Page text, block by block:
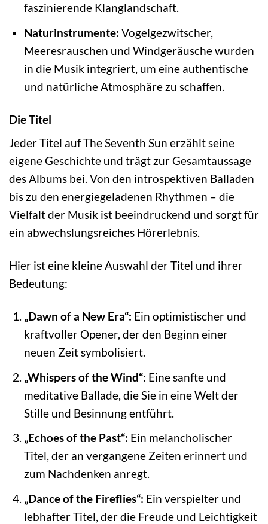
faszinierende Klanglandschaft.
Naturinstrumente: Vogelgezwitscher,
Meeresrauschen und Windgeräusche wurden
in die Musik integriert, um eine authentische
und natürliche Atmosphäre zu schaffen.
Die Titel
Jeder Titel auf The Seventh Sun erzählt seine
eigene Geschichte und trägt zur Gesamtaussage
des Albums bei. Von den introspektiven Balladen
bis zu den energiegeladenen Rhythmen – die
Vielfalt der Musik ist beeindruckend und sorgt für
ein abwechslungsreiches Hörerlebnis.
Hier ist eine kleine Auswahl der Titel und ihrer
Bedeutung:
„Dawn of a New Era“: Ein optimistischer und
kraftvoller Opener, der den Beginn einer
neuen Zeit symbolisiert.
„Whispers of the Wind“: Eine sanfte und
meditative Ballade, die Sie in eine Welt der
Stille und Besinnung entführt.
„Echoes of the Past“: Ein melancholischer
Titel, der an vergangene Zeiten erinnert und
zum Nachdenken anregt.
„Dance of the Fireflies“: Ein verspielter und
lebhafter Titel, der die Freude und Leichtigkeit